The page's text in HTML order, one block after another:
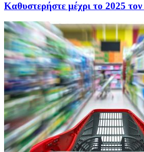
Καθυστερήστε μέχρι το 2025